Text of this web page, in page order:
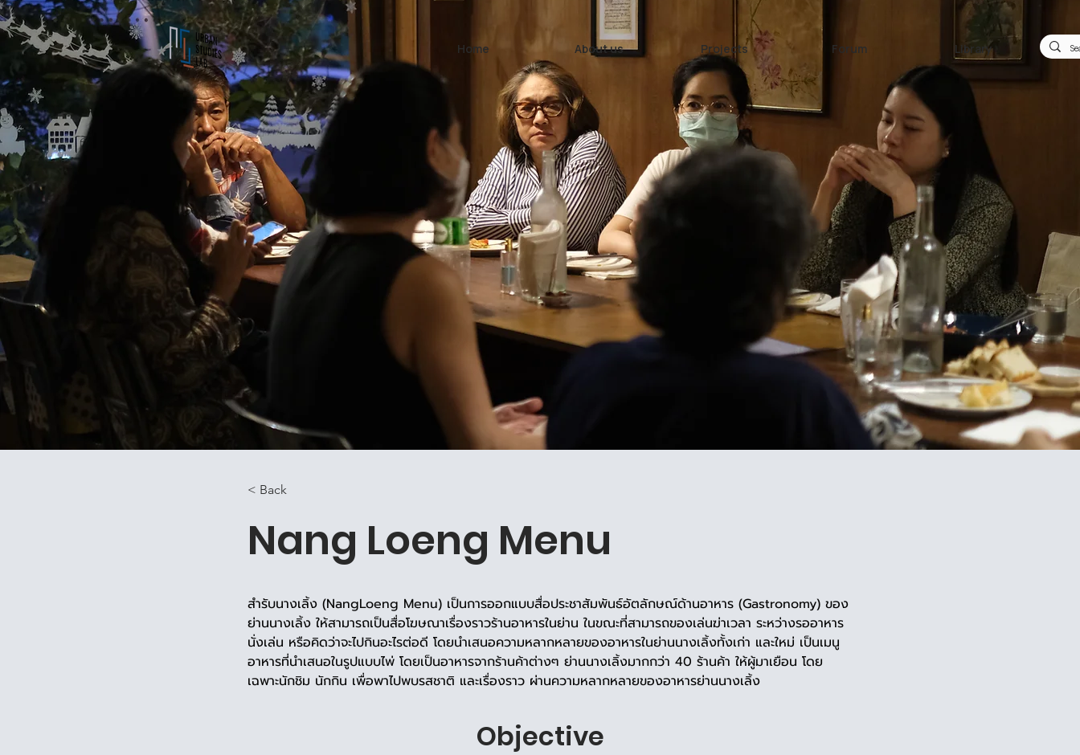
Home About us Projects Forum Library
< Back
Nang Loeng Menu
สำรับนางเลิ้ง (NangLoeng Menu) เป็นการออกแบบสื่อประชาสัมพันธ์อัตลักษณ์ด้านอาหาร (Gastronomy) ของ
ย่านนางเลิ้ง ให้สามารถเป็นสื่อโฆษณาเรื่องราวร้านอาหารในย่าน ในขณะที่สามารถของเล่นฆ่าเวลา ระหว่างรออาหาร
นั่งเล่น หรือคิดว่าจะไปกินอะไรต่อดี โดยนำเสนอความหลากหลายของอาหารในย่านนางเลิ้งทั้งเก่า และใหม่ เป็นเมนู
อาหารที่นำเสนอในรูปแบบไพ่ โดยเป็นอาหารจากร้านค้าต่างๆ ย่านนางเลิ้งมากกว่า 40 ร้านค้า ให้ผู้มาเยือน โดย
เฉพาะนักชิม นักกิน เพื่อพาไปพบรสชาติ และเรื่องราว ผ่านความหลากหลายของอาหารย่านนางเลิ้ง
Objective